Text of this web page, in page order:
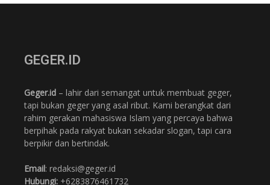
GEGER.ID
Geger.id – lahir dari semangat untuk membuat geger,
tapi bukan geger yang asal ribut. Kami berangkat dari
rahim gerakan mahasiswa Islam yang percaya bahwa
berpihak pada rakyat bukan sekadar slogan, tapi cara
berpikir dan bertindak.
Email: redaksi@geger.id
Hubungi: +6283876461732